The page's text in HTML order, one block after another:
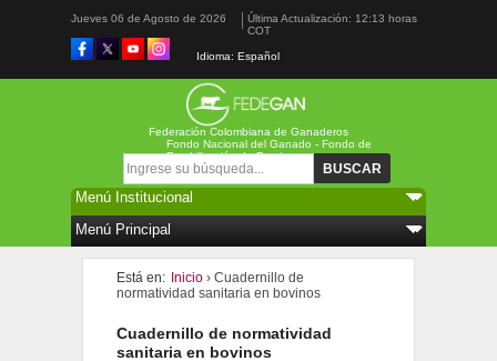
Jueves 06 de Agosto de 2026
Última Actualización: 12:13 horas
COT
Idioma: Español
Federación Colombiana de Ganaderos
Formulario de búsqueda
Fondo Nacional del Ganado - Fondo de
Estabilización de Precios
Está en: Inicio› Cuadernillo de
normatividad sanitaria en bovinos
Cuadernillo de normatividad
sanitaria en bovinos